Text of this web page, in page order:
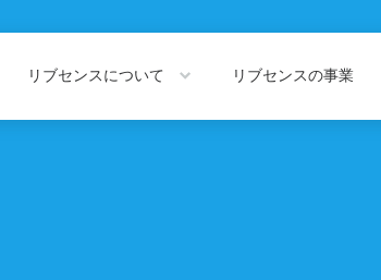
リブセンスについて リブセンスの事業